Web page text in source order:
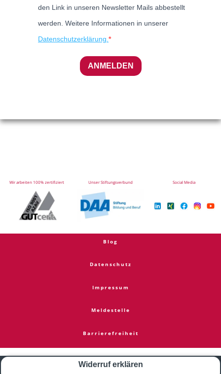
den Link in unseren Newsletter Mails abbestellt
werden. Weitere Informationen in unserer
Datenschutzerklärung.
ANMELDEN
Wir arbeiten 100% zertifiziert Unser Stiftungsverbund Social Media
Blog
Datenschutz
Impressum
Meldestelle
Barrierefreiheit
Widerruf erklären